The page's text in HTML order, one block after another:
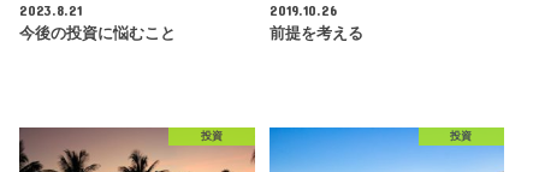
2023.8.21
今後の投資に悩むこと
2019.10.26
前提を考える
投資 投資